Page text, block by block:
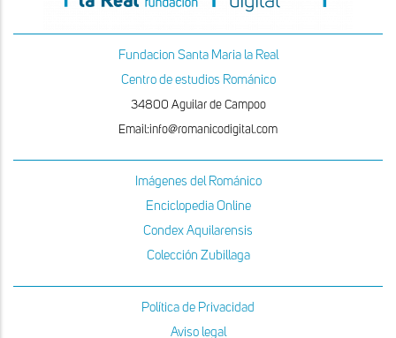
Fundacion Santa Maria la Real
Centro de estudios Románico
34800 Aguilar de Campoo
Email:info@romanicodigital.com
Imágenes del Románico
Enciclopedia Online
Condex Aquilarensis
Colección Zubillaga
Política de Privacidad
Aviso legal